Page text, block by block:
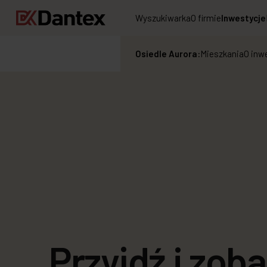
WyszukiwarkaO firmieInwestycje
Osiedle Aurora:MieszkaniaO